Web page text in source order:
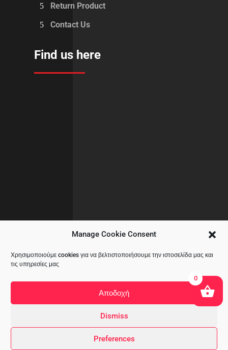
Manage Cookie Consent
Χρησιμοποιούμε cookies για να βελτιστοποιήσουμε την ιστοσελίδα μας και
τις υπηρεσίες μας
Αποδοχή
Dismiss
Preferences
Return Product
Contact Us
Find us here
Copyright © 2020 All Rights Reserved
A&CKOMODROMOS.
0